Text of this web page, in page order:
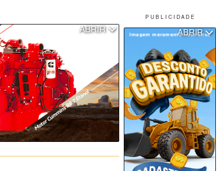
P U B L I C I D A D E
ABRIR
ABRIR